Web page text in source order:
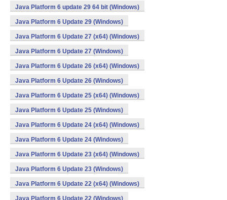
Java Platform 6 update 29 64 bit (Windows)
Java Platform 6 Update 29 (Windows)
Java Platform 6 Update 27 (x64) (Windows)
Java Platform 6 Update 27 (Windows)
Java Platform 6 Update 26 (x64) (Windows)
Java Platform 6 Update 26 (Windows)
Java Platform 6 Update 25 (x64) (Windows)
Java Platform 6 Update 25 (Windows)
Java Platform 6 Update 24 (x64) (Windows)
Java Platform 6 Update 24 (Windows)
Java Platform 6 Update 23 (x64) (Windows)
Java Platform 6 Update 23 (Windows)
Java Platform 6 Update 22 (x64) (Windows)
Java Platform 6 Update 22 (Windows)